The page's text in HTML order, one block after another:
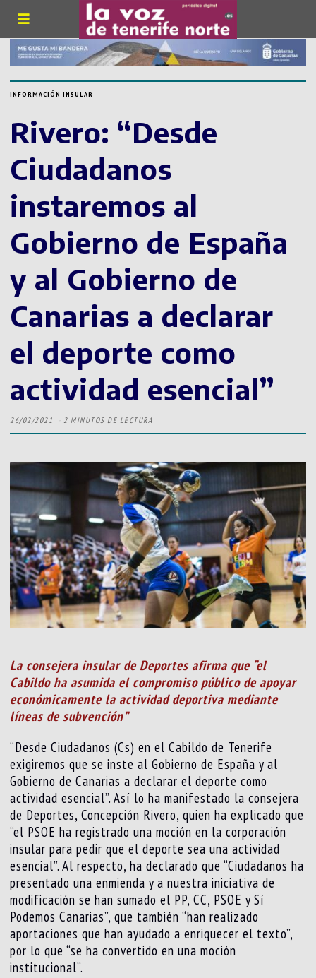
INFORMACIÓN INSULAR
Rivero: “Desde
Ciudadanos
instaremos al
Gobierno de España
y al Gobierno de
Canarias a declarar
el deporte como
actividad esencial”
26/02/2021 2 MINUTOS DE LECTURA
La consejera insular de Deportes afirma que “el
Cabildo ha asumida el compromiso público de apoyar
económicamente la actividad deportiva mediante
líneas de subvención”
“Desde Ciudadanos (Cs) en el Cabildo de Tenerife
exigiremos que se inste al Gobierno de España y al
Gobierno de Canarias a declarar el deporte como
actividad esencial”. Así lo ha manifestado la consejera
de Deportes, Concepción Rivero, quien ha explicado que
“el PSOE ha registrado una moción en la corporación
insular para pedir que el deporte sea una actividad
esencial”. Al respecto, ha declarado que “Ciudadanos ha
presentado una enmienda y a nuestra iniciativa de
modificación se han sumado el PP, CC, PSOE y Sí
Podemos Canarias”, que también “han realizado
aportaciones que han ayudado a enriquecer el texto”,
por lo que “se ha convertido en una moción
institucional”.